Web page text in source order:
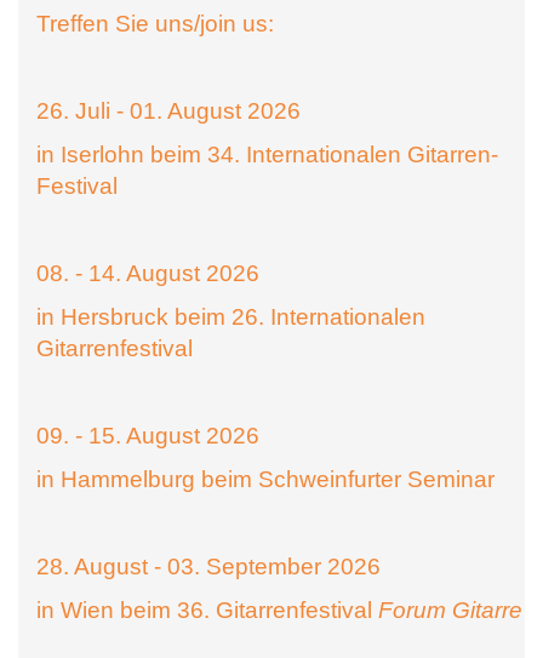
Treffen Sie uns/join us:
26. Juli - 01. August 2026
in Iserlohn beim 34. Internationalen Gitarren-
Festival
08. - 14. August 2026
in Hersbruck beim 26. Internationalen
Gitarrenfestival
09. - 15. August 2026
in Hammelburg beim Schweinfurter Seminar
28. August - 03. September 2026
in Wien beim 36. Gitarrenfestival Forum Gitarre